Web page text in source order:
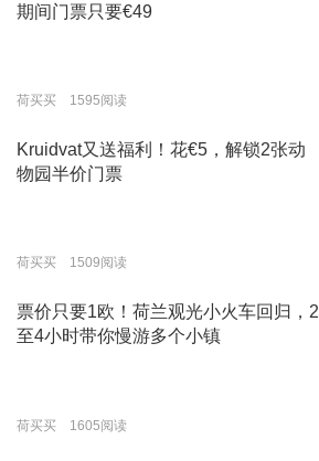
期间门票只要€49
荷买买 1595阅读
Kruidvat又送福利！花€5，解锁2张动
物园半价门票
荷买买 1509阅读
票价只要1欧！荷兰观光小火车回归，2
至4小时带你慢游多个小镇
荷买买 1605阅读